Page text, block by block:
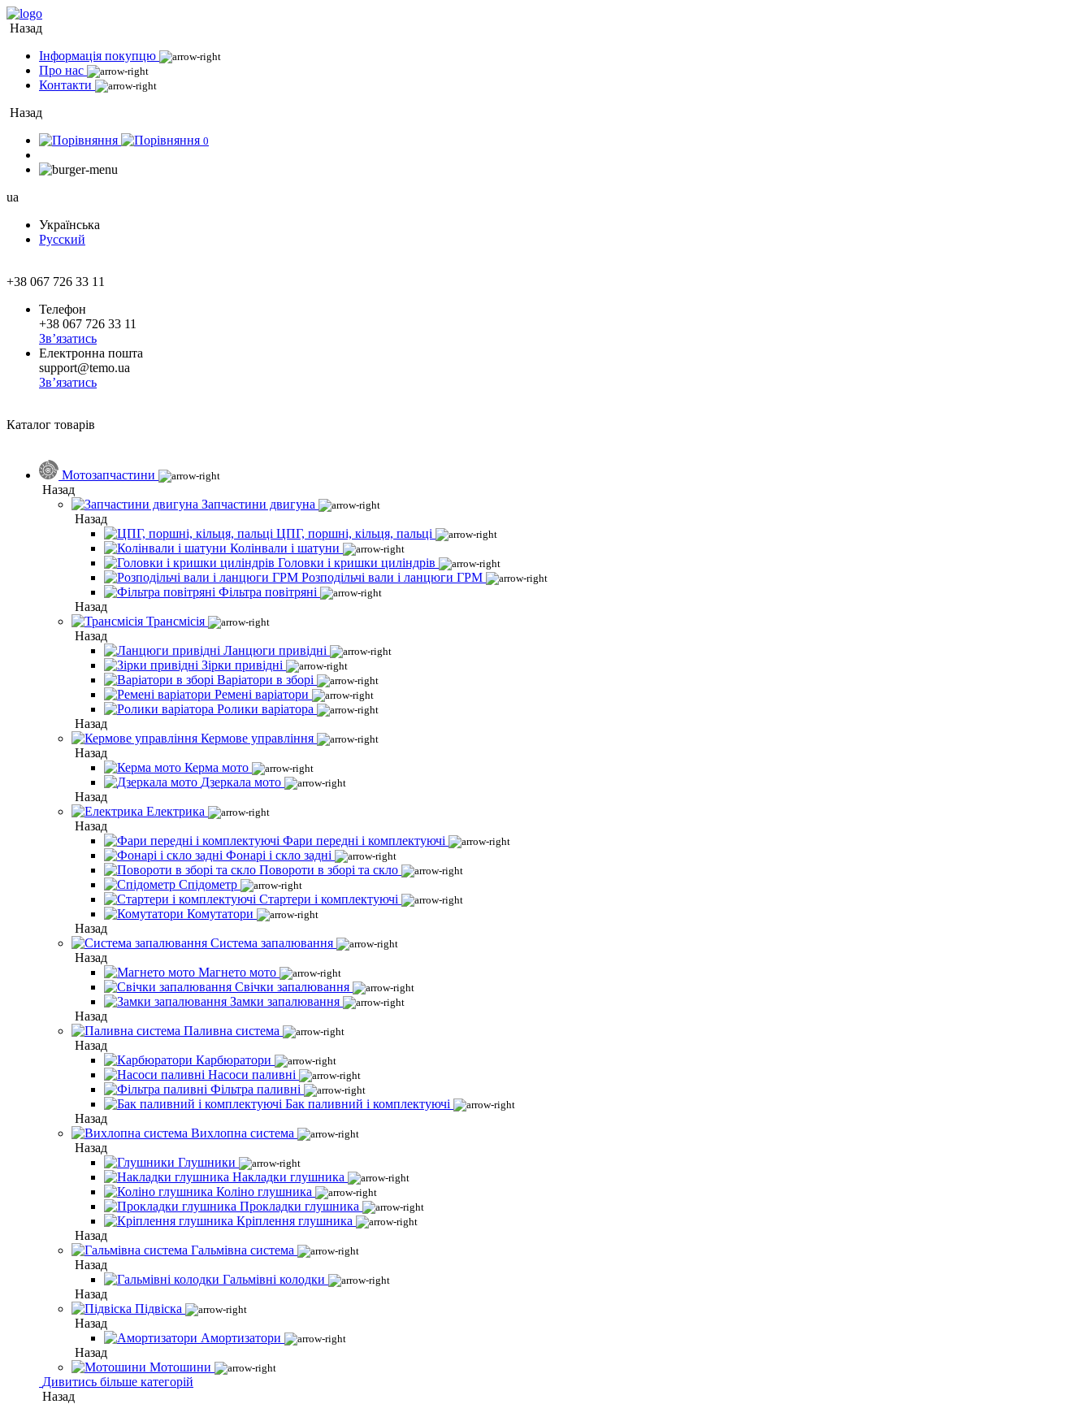
Назад
Інформація покупцю
Про нас
Контакти
Назад
0
ua
Українська
Русский
+38 067 726 33 11
Телефон
+38 067 726 33 11
Зв’язатись
Електронна пошта
support@temo.ua
Зв’язатись
Каталог товарів
Мотозапчастини
Назад
Запчастини двигуна
Назад
ЦПГ, поршні, кільця, пальці
Колінвали і шатуни
Головки і кришки циліндрів
Розподільчі вали і ланцюги ГРМ
Фільтра повітряні
Назад
Трансмісія
Назад
Ланцюги привідні
Зірки привідні
Варіатори в зборі
Ремені варіатори
Ролики варіатора
Назад
Кермове управління
Назад
Керма мото
Дзеркала мото
Назад
Електрика
Назад
Фари передні і комплектуючі
Фонарі і скло задні
Повороти в зборі та скло
Спідометр
Стартери і комплектуючі
Комутатори
Назад
Система запалювання
Назад
Магнето мото
Свічки запалювання
Замки запалювання
Назад
Паливна система
Назад
Карбюратори
Насоси паливні
Фільтра паливні
Бак паливний і комплектуючі
Назад
Вихлопна система
Назад
Глушники
Накладки глушника
Коліно глушника
Прокладки глушника
Кріплення глушника
Назад
Гальмівна система
Назад
Гальмівні колодки
Назад
Підвіска
Назад
Амортизатори
Назад
Мотошини
Дивитись більше категорій
Назад